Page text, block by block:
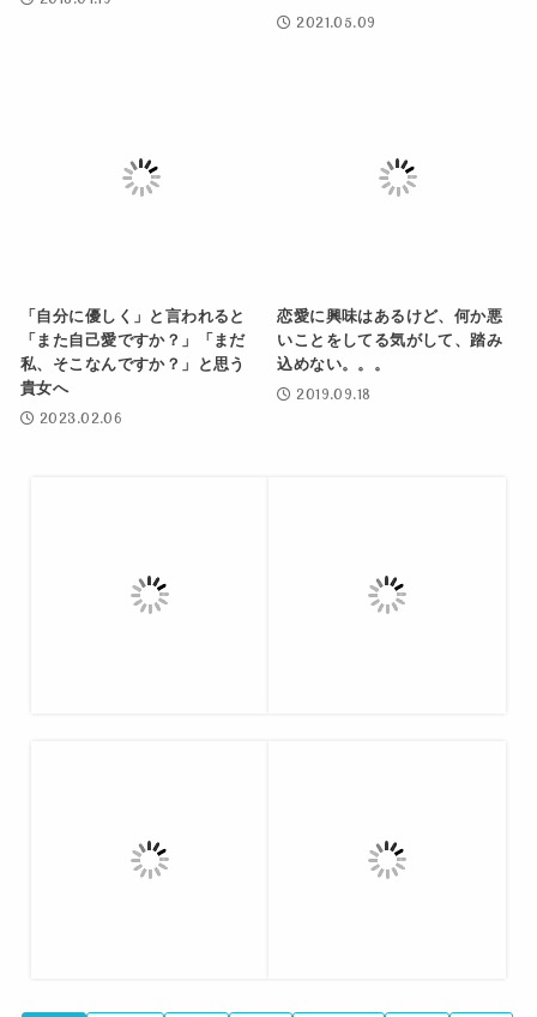
2021.05.09
「自分に優しく」と言われると
「また自己愛ですか？」「まだ
私、そこなんですか？」と思う
貴女へ
2023.02.06
恋愛に興味はあるけど、何か悪
いことをしてる気がして、踏み
込めない。。。
2019.09.18